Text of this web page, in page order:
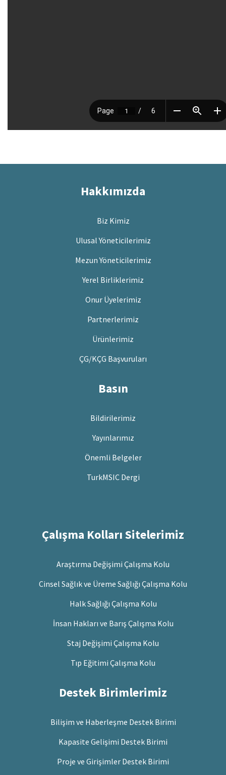
Hakkımızda
Biz Kimiz
Ulusal Yöneticilerimiz
Mezun Yöneticilerimiz
Yerel Birliklerimiz
Onur Üyelerimiz
Partnerlerimiz
Ürünlerimiz
ÇG/KÇG Başvuruları
Basın
Bildirilerimiz
Yayınlarımız
Önemli Belgeler
TurkMSIC Dergi
Çalışma Kolları Sitelerimiz
Araştırma Değişimi Çalışma Kolu
Cinsel Sağlık ve Üreme Sağlığı Çalışma Kolu
Halk Sağlığı Çalışma Kolu
İnsan Hakları ve Barış Çalışma Kolu
Staj Değişimi Çalışma Kolu
Tıp Eğitimi Çalışma Kolu
Destek Birimlerimiz
Bilişim ve Haberleşme Destek Birimi
Kapasite Gelişimi Destek Birimi
Proje ve Girişimler Destek Birimi